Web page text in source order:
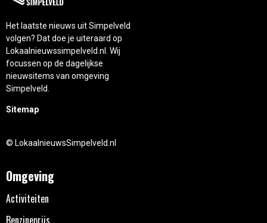
Het laatste nieuws uit Simpelveld
volgen? Dat doe je uiteraard op
Lokaalnieuwssimpelveld.nl. Wij
focussen op de dagelijkse
nieuwsitems van omgeving
Simpelveld.
Sitemap
© LokaalnieuwsSimpelveld.nl
Omgeving
Activiteiten
Benzineprijs